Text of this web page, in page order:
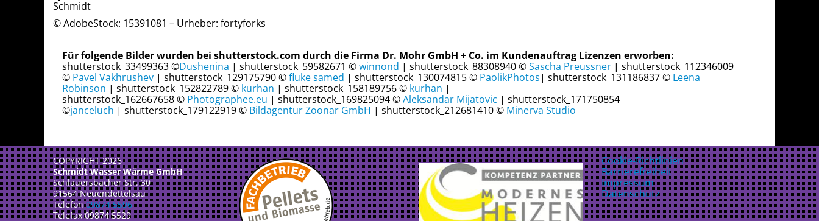
Schmidt
© AdobeStock: 15391081 – Urheber: fortyforks
Für folgende Bilder wurden bei shutterstock.com durch die Firma Dr. Mohr GmbH + Co. im Kundenauftrag Lizenzen erworben:
shutterstock_33499363 ©Dushenina | shutterstock_59582671 ©winnond | shutterstock_88308940 ©Sascha Preussner | shutterstock_112346009
© Pavel Vakhrushev | shutterstock_129175790 ©fluke samed | shutterstock_130074815 © PaolikPhotos| shutterstock_131186837 © Leena
Robinson | shutterstock_152822789 © kurhan | shutterstock_158189756 © kurhan |
shutterstock_162667658 © Photographee.eu | shutterstock_169825094 ©Aleksandar Mijatovic | shutterstock_171750854
©janceluch | shutterstock_179122919 © Bildagentur Zoonar GmbH | shutterstock_212681410 © Minerva Studio
COPYRIGHT2026
Schmidt Wasser Wärme GmbH
Schlauersbacher Str. 30
91564 Neuendettelsau
Telefon09874 5596
Telefax 09874 5529
Cookie-Richtlinien
Barrierefreiheit
Impressum
Datenschutz